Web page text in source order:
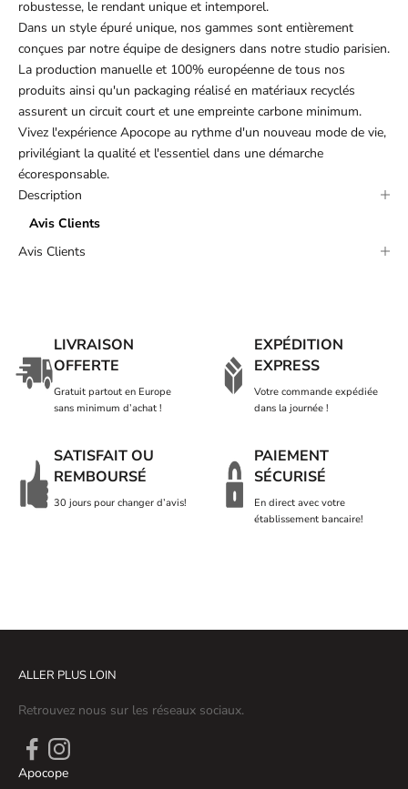
robustesse, le rendant unique et intemporel.
Dans un style épuré unique, nos gammes sont entièrement
conçues par notre équipe de designers dans notre studio parisien.
La production manuelle et 100% européenne de tous nos
produits ainsi qu'un packaging réalisé en matériaux recyclés
assurent un circuit court et une empreinte carbone minimum.
Vivez l'expérience Apocope au rythme d'un nouveau mode de vie,
privilégiant la qualité et l'essentiel dans une démarche
écoresponsable.
Description
Avis Clients
Avis Clients
LIVRAISON
OFFERTE
Gratuit partout en Europe
sans minimum d’achat !
EXPÉDITION
EXPRESS
Votre commande expédiée
dans la journée !
SATISFAIT OU
REMBOURSÉ
30 jours pour changer d’avis!
PAIEMENT
SÉCURISÉ
En direct avec votre
établissement bancaire!
ALLER PLUS LOIN
Retrouvez nous sur les réseaux sociaux.
Apocope